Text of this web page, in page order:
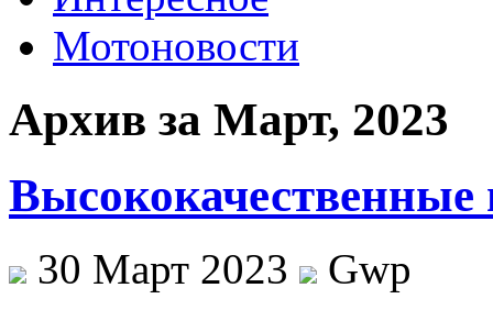
Мотоновости
Архив за Март, 2023
Высококачественные
30 Март 2023
Gwp